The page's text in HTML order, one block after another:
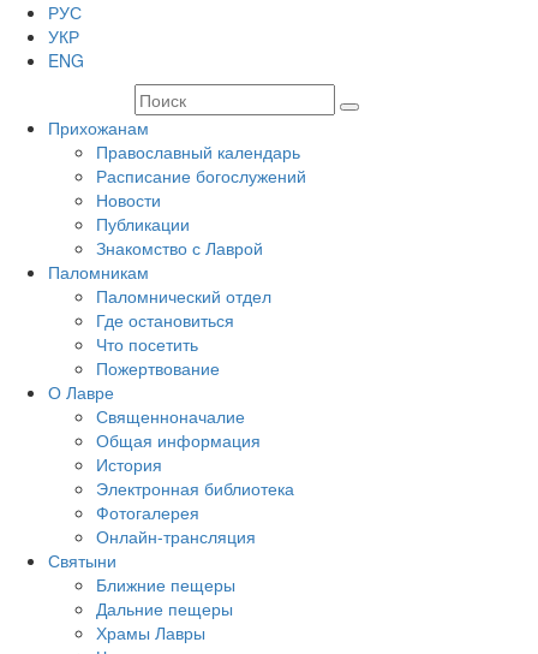
РУС
УКР
ENG
Прихожанам
Православный календарь
Расписание богослужений
Новости
Публикации
Знакомство с Лаврой
Паломникам
Паломнический отдел
Где остановиться
Что посетить
Пожертвование
О Лавре
Священноначалие
Общая информация
История
Электронная библиотека
Фотогалерея
Онлайн-трансляция
Святыни
Ближние пещеры
Дальние пещеры
Храмы Лавры